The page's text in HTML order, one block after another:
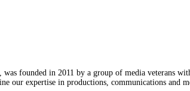
founded in 2011 by a group of media veterans
our expertise in productions, communications and